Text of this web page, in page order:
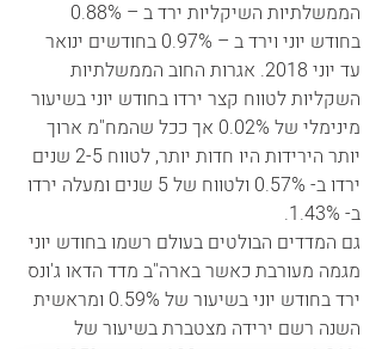
בחודש יוני וירד ב – 0.97% בחודשים ינואר
עד יוני 2018. אגרות החוב הממשלתיות
השקליות לטווח קצר ירדו בחודש יוני בשיעור
מינימלי של 0.02% אך ככל שהמח"מ ארוך
יותר הירידות היו חדות יותר, לטווח 2-5 שנים
ירדו ב- 0.57% ולטווח של 5 שנים ומעלה ירדו
ב- 1.43%.
גם המדדים הבולטים בעולם רשמו בחודש יוני
מגמה מעורבת כאשר בארה"ב מדד הדאו ג'ונס
ירד בחודש יוני בשיעור של 0.59% ומראשית
השנה רשם ירידה מצטברת בשיעור של